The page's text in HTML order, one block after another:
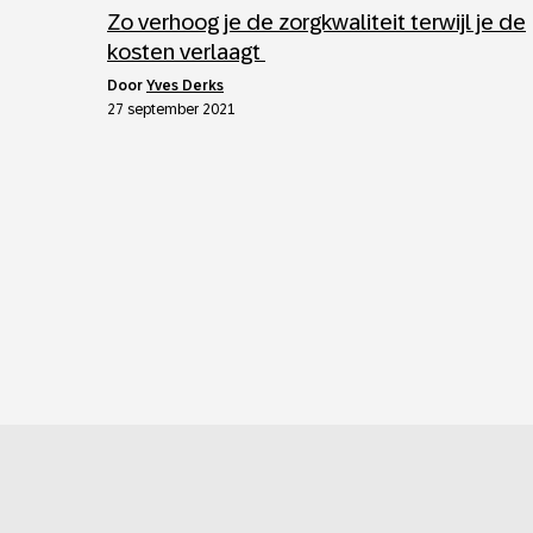
Zo verhoog je de zorgkwaliteit terwijl je de
kosten verlaagt
door Yves Derks
27 september 2021